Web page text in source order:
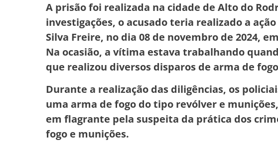
A prisão foi realizada na cidade de Alto do
investigações, o acusado teria realizado a
Silva Freire, no dia 08 de novembro de 2024,
Na ocasião, a vítima estava trabalhando
que realizou diversos disparos de arma de
Durante a realização das diligências, os
uma arma de fogo do tipo revólver e
em flagrante pela suspeita da prática dos
fogo e munições.